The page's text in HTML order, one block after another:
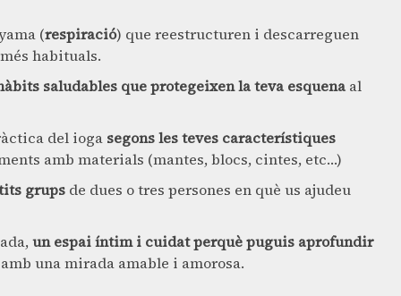
(respiració) que reestructuren i descarreguen
habituals.
saludables que protegeixen la teva esquena al
del ioga segons les teves característiques
amb materials (mantes, blocs, cintes, etc…)
grups de dues o tres persones en què us ajudeu
un espai íntim i cuidat perquè puguis aprofundir
una mirada amable i amorosa.